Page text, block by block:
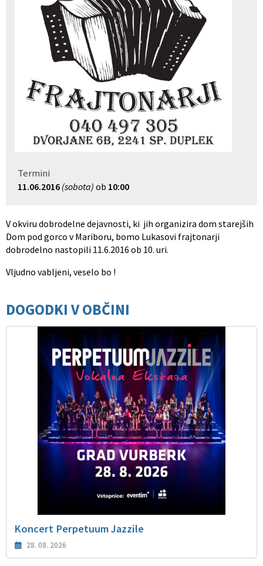
Termini
11.06.2016 (sobota) ob 10:00
V okviru dobrodelne dejavnosti, ki jih organizira dom starejših
Dom pod gorco v Mariboru, bomo Lukasovi frajtonarji
dobrodelno nastopili 11.6.2016 ob 10. uri.
Vljudno vabljeni, veselo bo !
DOGODKI V OBČINI
Koncert Perpetuum Jazzile
28. 08. 2026
Občinski nagrajenci
Vaške skupnosti
Vizitka
Proračun občine
Lokalne volitve
Kohezijski projekti